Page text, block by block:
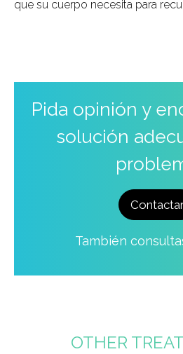
que su cuerpo necesita para
Pida opinión y
solución
También
OTHER